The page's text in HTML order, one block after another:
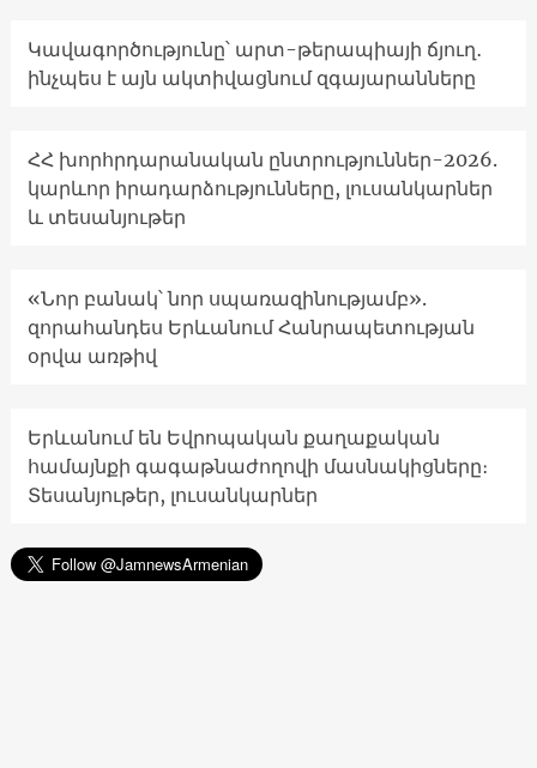
Կավագործությունը՝ արտ-թերապիայի ճյուղ․
ինչպես է այն ակտիվացնում զգայարանները
ՀՀ խորհրդարանական ընտրություններ-2026.
կարևոր իրադարձությունները, լուսանկարներ
և տեսանյութեր
«Նոր բանակ՝ նոր սպառազինությամբ».
զորահանդես Երևանում Հանրապետության
օրվա առթիվ
Երևանում են Եվրոպական քաղաքական
համայնքի գագաթնաժողովի մասնակիցները։
Տեսանյութեր, լուսանկարներ